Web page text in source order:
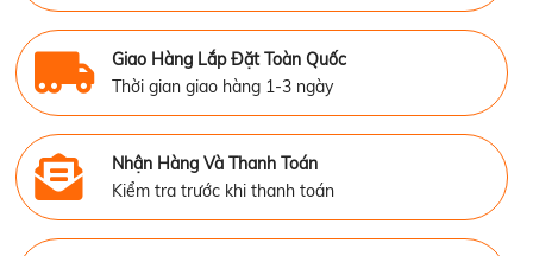
Giao Hàng Lắp Đặt Toàn Quốc
Thời gian giao hàng 1-3 ngày
Nhận Hàng Và Thanh Toán
Kiểm tra trước khi thanh toán